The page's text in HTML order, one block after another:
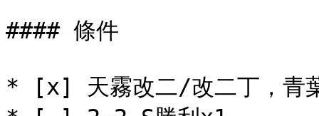
#### 條件
* [x] 天霧改二/改二丁，青